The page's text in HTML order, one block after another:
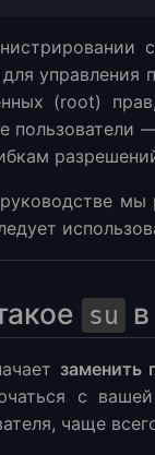
sudo и su
sudo?
в группу sudo
sudo, чтобы
sudo и
управления
(root)
пользователи
мы
su
заменить
с
чаще